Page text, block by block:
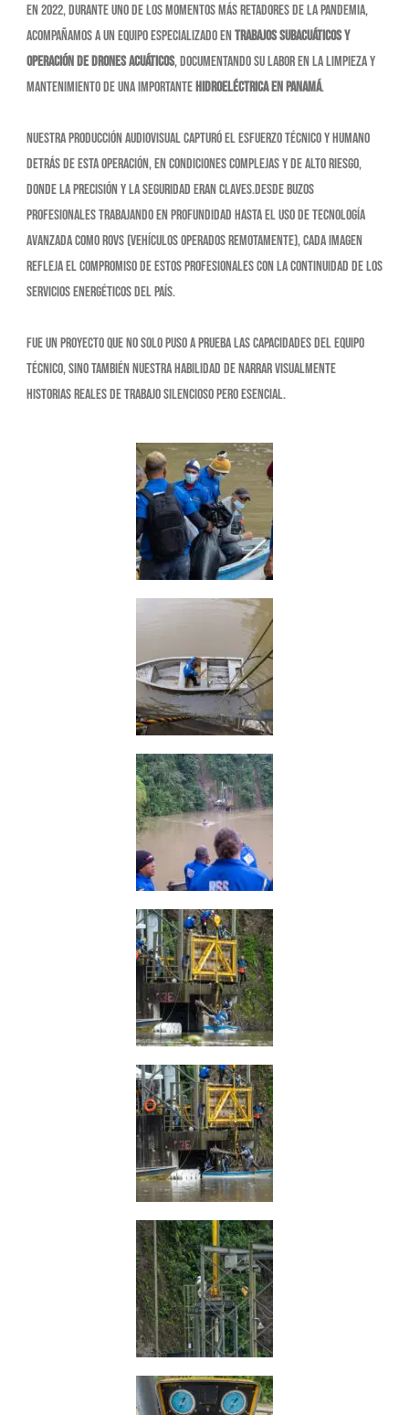
En 2022, durante uno de los momentos más retadores de la pandemia,
acompañamos a un equipo especializado entrabajos subacuáticos y
operación de drones acuáticos, documentando su labor en la limpieza y
mantenimiento de una importantehidroeléctrica en Panamá.
Nuestra producción audiovisual capturó el esfuerzo técnico y humano
detrás de esta operación, en condiciones complejas y de alto riesgo,
donde la precisión y la seguridad eran claves.Desde buzos
profesionales trabajando en profundidad hasta el uso de tecnología
avanzada como ROVs (vehículos operados remotamente), cada imagen
refleja el compromiso de estos profesionales con la continuidad de los
servicios energéticos del país.
Fue un proyecto que no solo puso a prueba las capacidades del equipo
técnico, sino también nuestra habilidad de narrar visualmente
historias reales de trabajo silencioso pero esencial.